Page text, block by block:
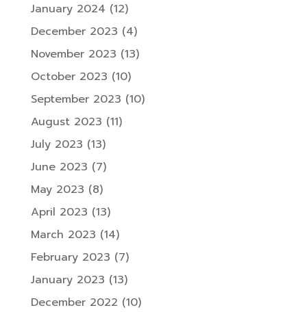
January 2024 (12)
December 2023 (4)
November 2023 (13)
October 2023 (10)
September 2023 (10)
August 2023 (11)
July 2023 (13)
June 2023 (7)
May 2023 (8)
April 2023 (13)
March 2023 (14)
February 2023 (7)
January 2023 (13)
December 2022 (10)